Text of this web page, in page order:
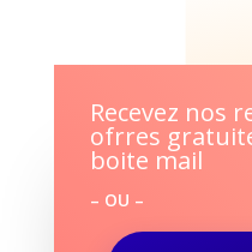
Recevez nos
ofrres
boite mail
– OU –